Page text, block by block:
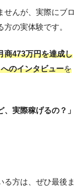
せんが、実際にブロ
の実体験です。
商473万円を達成し
のインタビューを
、実際稼げるの？」
る方は、ぜひ最後ま